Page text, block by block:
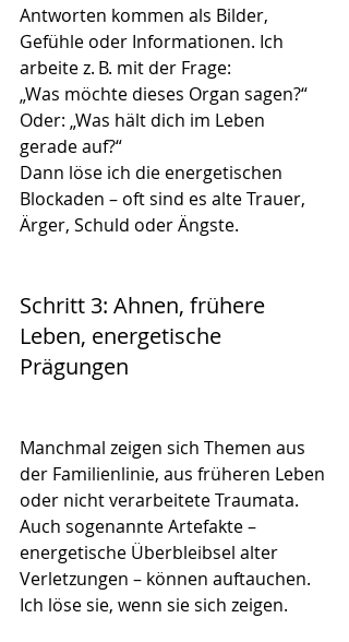
Antworten kommen als Bilder,
Gefühle oder Informationen. Ich
arbeite z. B. mit der Frage:
„Was möchte dieses Organ sagen?“
Oder: „Was hält dich im Leben
gerade auf?“
Dann löse ich die energetischen
Blockaden – oft sind es alte Trauer,
Ärger, Schuld oder Ängste.
Schritt 3: Ahnen, frühere
Leben, energetische
Prägungen
Manchmal zeigen sich Themen aus
der Familienlinie, aus früheren Leben
oder nicht verarbeitete Traumata.
Auch sogenannte Artefakte –
energetische Überbleibsel alter
Verletzungen – können auftauchen.
Ich löse sie, wenn sie sich zeigen.